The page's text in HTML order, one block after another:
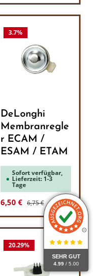
SEHR GUT
4.99 / 5.00
3.7%
DeLonghi
Membranregle
r ECAM /
ESAM / ETAM
Sofort verfügbar,
Lieferzeit: 1-3
Tage
Verkaufspreis:
6,50 € Regulärer Preis:
6,75 €
20.29%